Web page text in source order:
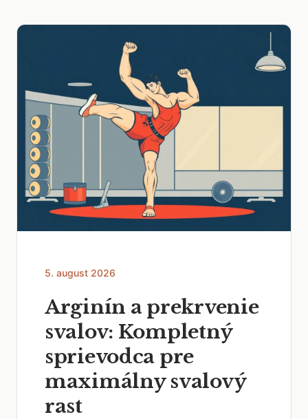
5. august 2026
Arginín a prekrvenie
svalov: Kompletný
sprievodca pre
maximálny svalový
rast